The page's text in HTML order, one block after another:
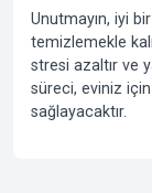
Unutmayın, iyi
temizlemekle
stresi azaltır ve
süreci, eviniz için
sağlayacaktır.